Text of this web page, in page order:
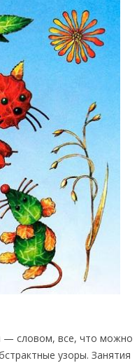
— словом, все, что можно
узоры. Занятия